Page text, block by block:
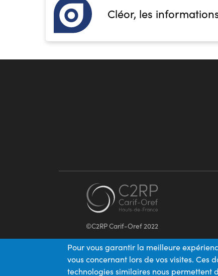
Cléor, les
©C2RP Carif-Oref 2022
Pour vous garantir la meilleure
vous concernant lors de vos visites. Ces
technologies similaires nous permettent